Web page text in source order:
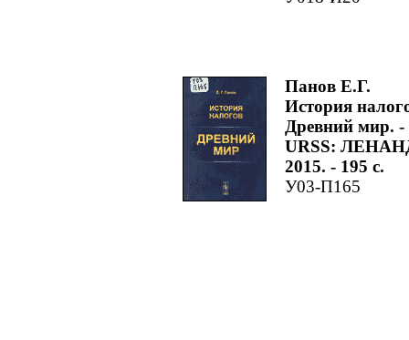
Панов Е.Г.
История
Древний мир.
URSS:
2015. - 195 с.
У03-П165